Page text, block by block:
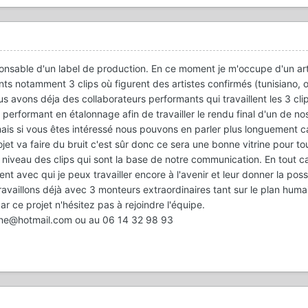
d'un label de production. En ce moment je m'occupe d'un
notamment 3 clips où figurent des artistes confirmés (tunisiano,
avons déja des collaborateurs performants qui travaillent les 3
en étalonnage afin de travailler le rendu final d'un de
si vous êtes intéressé nous pouvons en parler plus longuement
va faire du bruit c'est sûr donc ce sera une bonne vitrine pour
des clips qui sont la base de notre communication. En tout
avec qui je peux travailler encore à l'avenir et leur donner la
déjà avec 3 monteurs extraordinaires tant sur le plan
ce projet n'hésitez pas à rejoindre l'équipe.
ou au 06 14 32 98 93